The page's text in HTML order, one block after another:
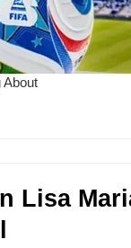
Lisa